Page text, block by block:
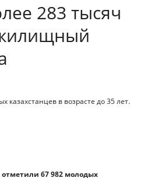
283 тысяч
в возрасте до 35 лет.
отметили 67 982 молодых